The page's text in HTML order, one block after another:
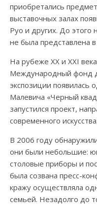
приобретались
выставочных залах
Руо и других. До этого
не была представлена
На рубеже XX и XXI
Международный фонд
экспозиции появилась
Малевича «Черный
запустился проект,
современного искусства.
В 2006 году
они были небольшие:
столовые приборы и
была созвана пресс-
кражу осуществляла
семьей. Незадолго до